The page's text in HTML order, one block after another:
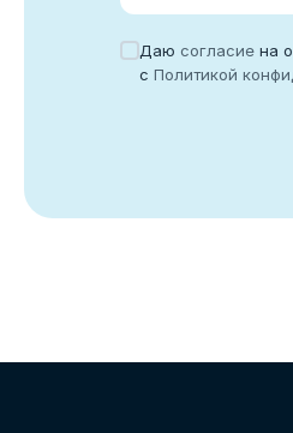
Даю согласие на
с Политикой